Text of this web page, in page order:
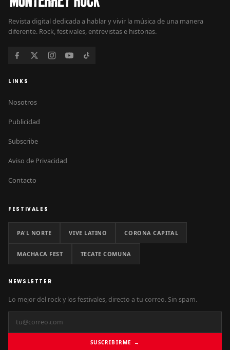
Revista digital dedicada a hablar y vivir la música de una manera
diferente. Rock, festivales, entrevistas e historias.
LINKS
Nosotros
Publicidad
Subscribe
Aviso de Privacidad
Contacto
FESTIVALES
PA'L NORTE VIVE LATINO CORONA CAPITAL
MACHACA FEST TECATE COMUNA
NEWSLETTER
Lo mejor del rock y los festivales, directo a tu correo. Sin spam.
SUSCRIBIRME →